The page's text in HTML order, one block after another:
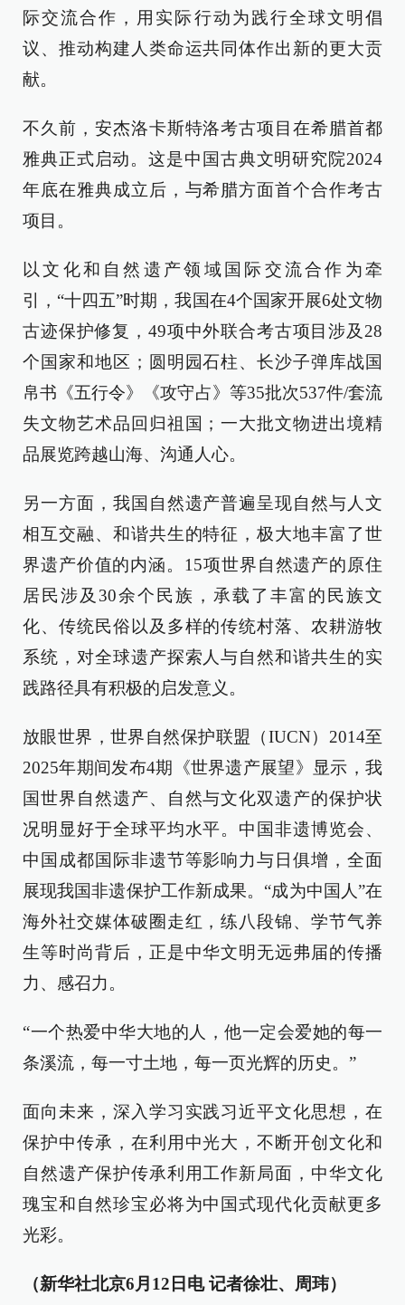
际交流合作，用实际行动为践行全球文明倡
议、推动构建人类命运共同体作出新的更大贡
献。
不久前，安杰洛卡斯特洛考古项目在希腊首都
雅典正式启动。这是中国古典文明研究院2024
年底在雅典成立后，与希腊方面首个合作考古
项目。
以文化和自然遗产领域国际交流合作为牵
引，“十四五”时期，我国在4个国家开展6处文物
古迹保护修复，49项中外联合考古项目涉及28
个国家和地区；圆明园石柱、长沙子弹库战国
帛书《五行令》《攻守占》等35批次537件/套流
失文物艺术品回归祖国；一大批文物进出境精
品展览跨越山海、沟通人心。
另一方面，我国自然遗产普遍呈现自然与人文
相互交融、和谐共生的特征，极大地丰富了世
界遗产价值的内涵。15项世界自然遗产的原住
居民涉及30余个民族，承载了丰富的民族文
化、传统民俗以及多样的传统村落、农耕游牧
系统，对全球遗产探索人与自然和谐共生的实
践路径具有积极的启发意义。
放眼世界，世界自然保护联盟（IUCN）2014至
2025年期间发布4期《世界遗产展望》显示，我
国世界自然遗产、自然与文化双遗产的保护状
况明显好于全球平均水平。中国非遗博览会、
中国成都国际非遗节等影响力与日俱增，全面
展现我国非遗保护工作新成果。“成为中国人”在
海外社交媒体破圈走红，练八段锦、学节气养
生等时尚背后，正是中华文明无远弗届的传播
力、感召力。
“一个热爱中华大地的人，他一定会爱她的每一
条溪流，每一寸土地，每一页光辉的历史。”
面向未来，深入学习实践习近平文化思想，在
保护中传承，在利用中光大，不断开创文化和
自然遗产保护传承利用工作新局面，中华文化
瑰宝和自然珍宝必将为中国式现代化贡献更多
光彩。
（新华社北京6月12日电 记者徐壮、周玮）